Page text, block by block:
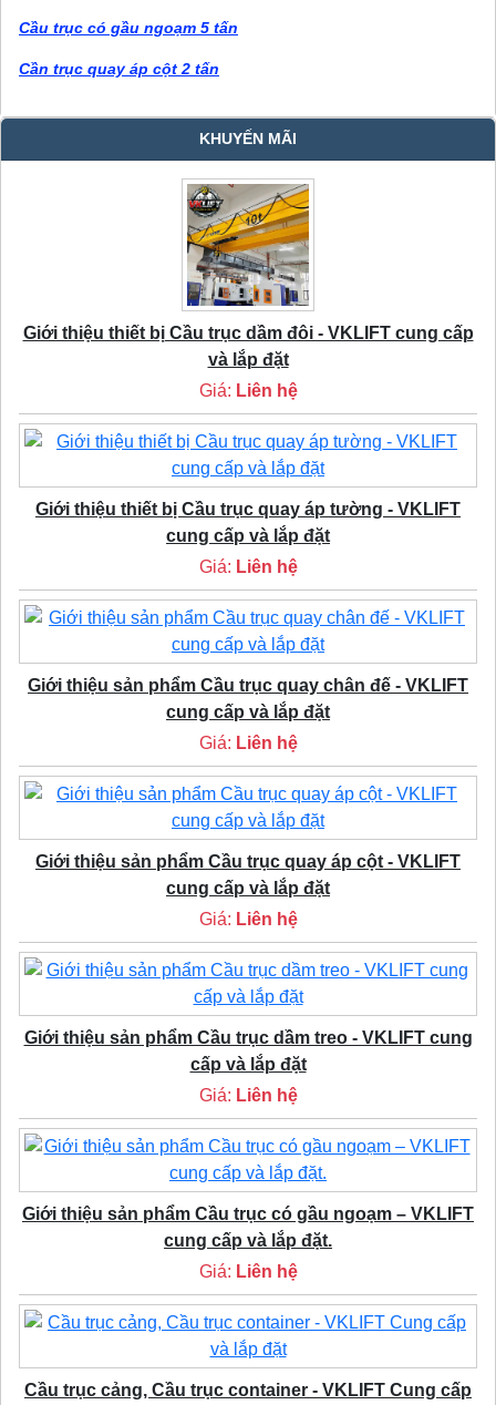
Cầu trục có gầu ngoạm 5 tấn
Cần trục quay áp cột 2 tấn
KHUYẾN MÃI
Giới thiệu thiết bị Cầu trục dầm đôi - VKLIFT cung cấp
và lắp đặt
Giá: Liên hệ
Giới thiệu thiết bị Cầu trục quay áp tường - VKLIFT
cung cấp và lắp đặt
Giá: Liên hệ
Giới thiệu sản phẩm Cầu trục quay chân đế - VKLIFT
cung cấp và lắp đặt
Giá: Liên hệ
Giới thiệu sản phẩm Cầu trục quay áp cột - VKLIFT
cung cấp và lắp đặt
Giá: Liên hệ
Giới thiệu sản phẩm Cầu trục dầm treo - VKLIFT cung
cấp và lắp đặt
Giá: Liên hệ
Giới thiệu sản phẩm Cầu trục có gầu ngoạm – VKLIFT
cung cấp và lắp đặt.
Giá: Liên hệ
Cầu trục cảng, Cầu trục container - VKLIFT Cung cấp